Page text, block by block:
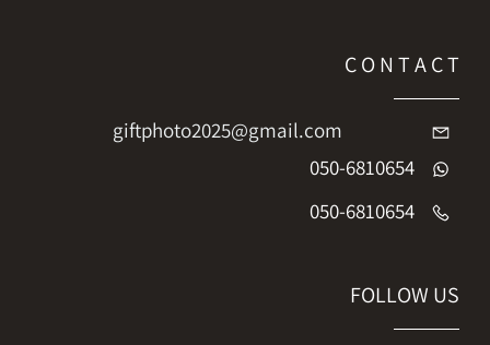
C O N T A C T
giftphoto2025@gmail.com
050-6810654
050-6810654
FOLLOW US